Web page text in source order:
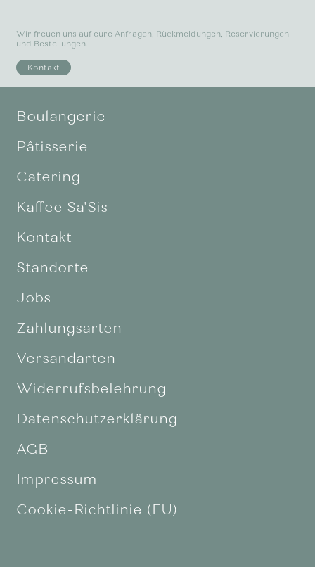
Wir freuen uns auf eure Anfragen, Rückmeldungen, Reservierungen
und Bestellungen.
Kontakt
Boulangerie
Pâtisserie
Catering
Kaffee Sa'Sis
Kontakt
Standorte
Jobs
Zahlungsarten
Versandarten
Widerrufsbelehrung
Datenschutzerklärung
AGB
Impressum
Cookie-Richtlinie (EU)